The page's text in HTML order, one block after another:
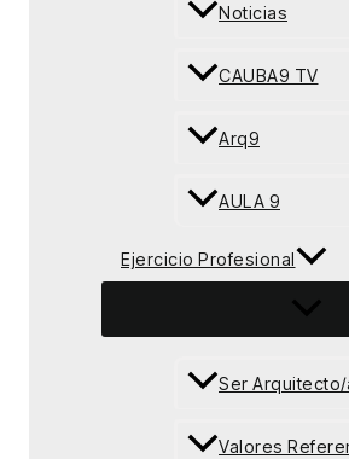
Noticias
CAUBA9 TV
Arq9
AULA 9
Ejercicio Profesional
Ser Arquitecto/
Valores